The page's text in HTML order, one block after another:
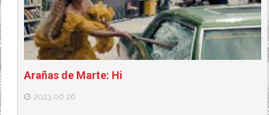
Arañas de Marte: Hi
2023.06.26